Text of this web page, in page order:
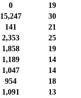
0
19
15,247
30
141
21
2,353
25
1,858
19
1,189
14
1,047
14
954
18
1,091
13